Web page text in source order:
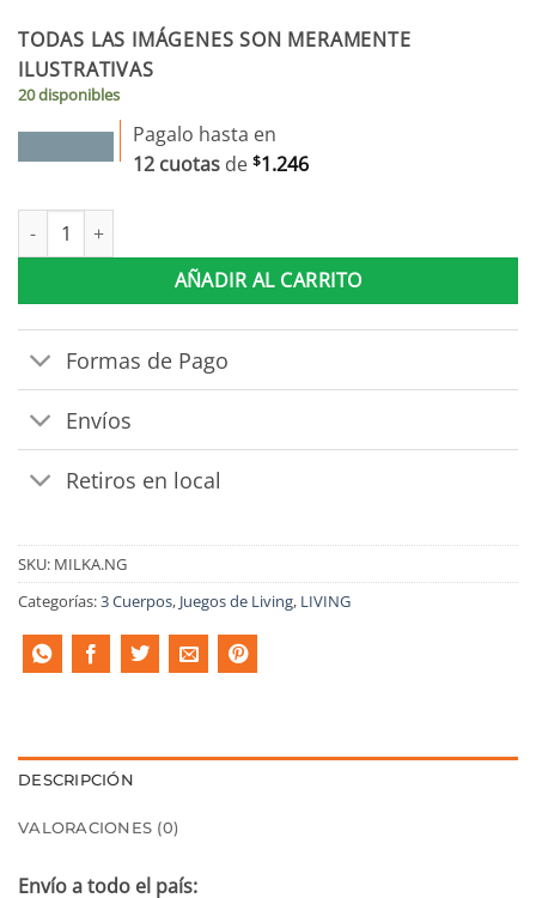
TODAS LAS IMÁGENES SON MERAMENTE
ILUSTRATIVAS
20 disponibles
Pagalo hasta en
12 cuotas de $1.246
Sofá MILKA con Chaise Long Negro cantidad
AÑADIR AL CARRITO
Formas de Pago
Envíos
Retiros en local
SKU: MILKA.NG
Categorías:3 Cuerpos, Juegos de Living, LIVING
DESCRIPCIÓN
VALORACIONES (0)
Envío a todo el país: